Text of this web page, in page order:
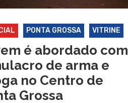
PONTA GROSSA VITRINE
é abordado com
de arma e
no Centro de
Grossa